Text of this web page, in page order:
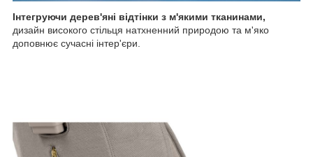
Інтегруючи дерев'яні відтінки з м'якими тканинами,
дизайн високого стільця натхненний природою та м'яко
доповнює сучасні інтер'єри.